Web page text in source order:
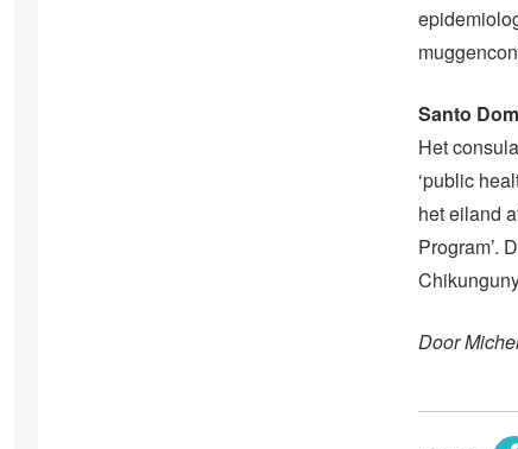
Santo
Het
‘public
het eiland
Program’.
Door